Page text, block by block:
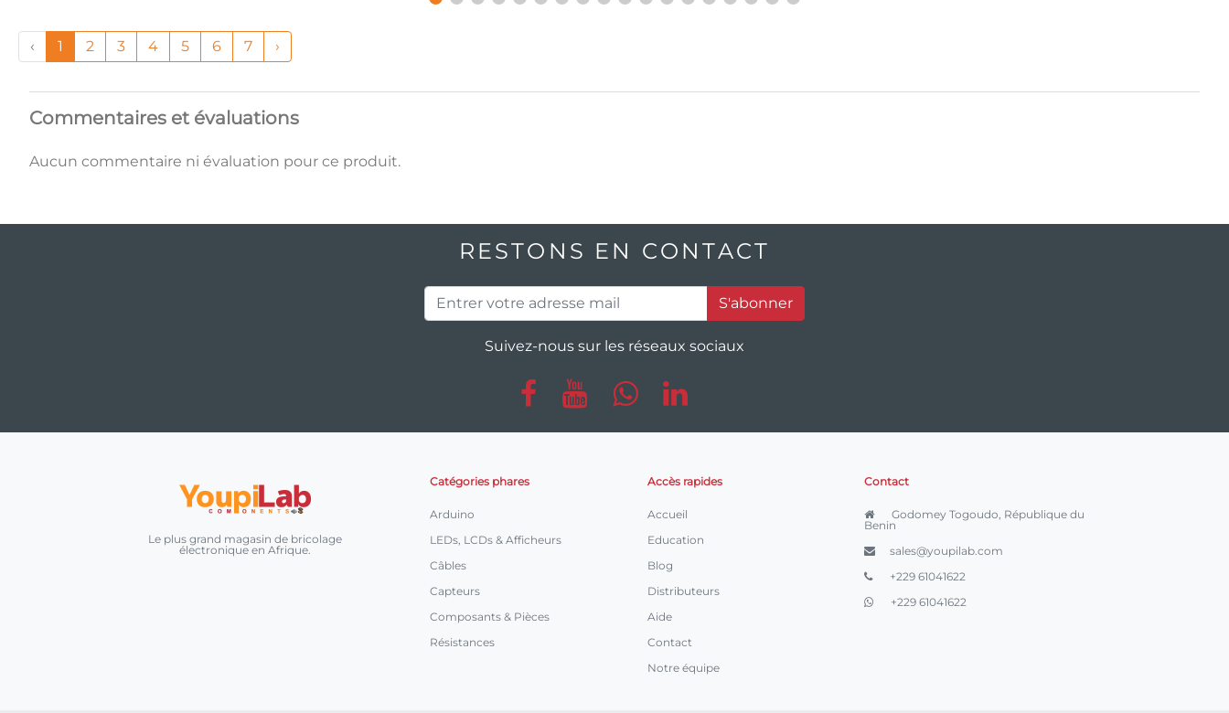
‹ 1 2 3 4 5 6 7 ›
Commentaires et évaluations
Aucun commentaire ni évaluation pour ce produit.
RESTONS EN CONTACT
S'abonner
Suivez-nous sur les réseaux sociaux
Le plus grand magasin de bricolage
électronique en Afrique.
Catégories phares
Arduino
LEDs, LCDs & Afficheurs
Câbles
Capteurs
Composants & Pièces
Résistances
Accès rapides
Accueil
Education
Blog
Distributeurs
Aide
Contact
Notre équipe
Contact
Godomey Togoudo, République du
Benin
sales@youpilab.com
+229 61041622
+229 61041622